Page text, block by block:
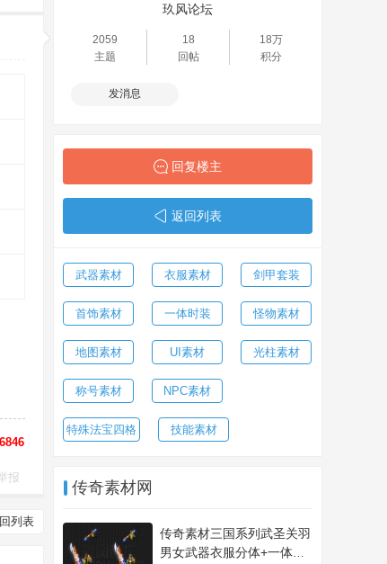
报
列表
玖风论坛
2059
主题
18
回帖
18万
积分
发消息
回复楼主
返回列表
武器素材 衣服素材 剑甲套装
首饰素材 一体时装 怪物素材
地图素材 UI素材 光柱素材
称号素材 NPC素材
特殊法宝四格 技能素材
传奇素材网
传奇素材三国系列武圣关羽
男女武器衣服分体+一体时